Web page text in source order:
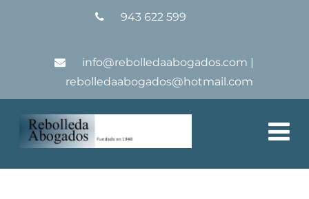
943 622 599
info@rebolledaabogados.com |
rebolledaabogados@hotmail.com